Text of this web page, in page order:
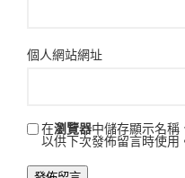
個人網站網址
在瀏覽器中儲存顯示名稱
以供下次發佈留言時使用